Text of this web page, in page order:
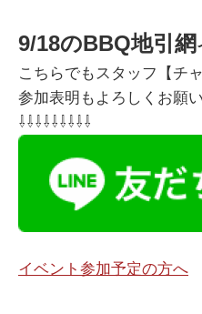
9/18のBBQ地引網
こちらでもスタッフ【チ
参加表明もよろしくお願
⇩⇩⇩⇩⇩⇩⇩⇩⇩
イベント参加予定の方へ